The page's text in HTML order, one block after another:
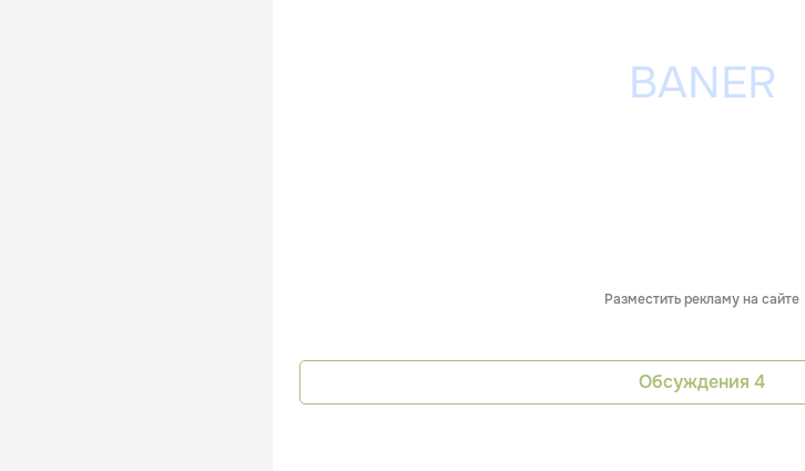
Разместить рекламу на сайте
Обсуждения 4